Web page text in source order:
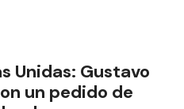
Unidas: Gustavo
un pedido de